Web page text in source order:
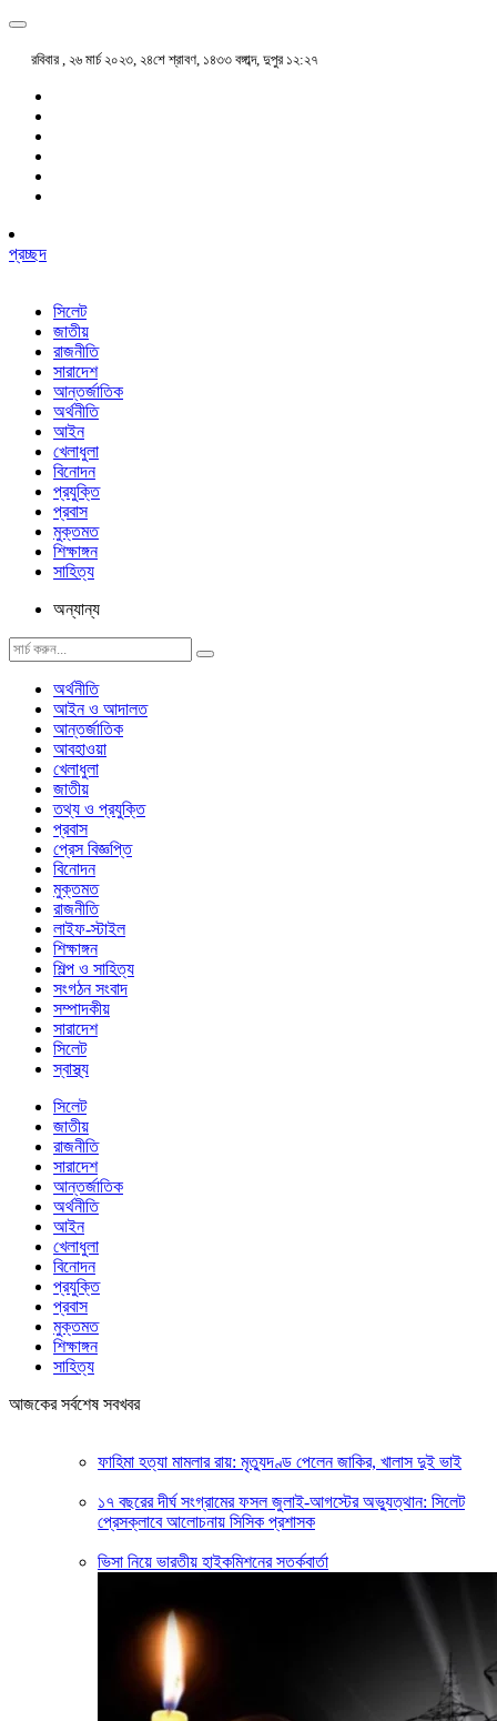
রবিবার , ২৬ মার্চ ২০২৩, ২৪শে শ্রাবণ, ১৪৩৩ বঙ্গাব্দ, দুপুর ১২:২৭
প্রচ্ছদ
সিলেট
জাতীয়
রাজনীতি
সারাদেশ
আন্তর্জাতিক
অর্থনীতি
আইন
খেলাধুলা
বিনোদন
প্রযুক্তি
প্রবাস
মুক্তমত
শিক্ষাঙ্গন
সাহিত্য
অন্যান্য
অর্থনীতি
আইন ও আদালত
আন্তর্জাতিক
আবহাওয়া
খেলাধুলা
জাতীয়
তথ্য ও প্রযুক্তি
প্রবাস
প্রেস বিজ্ঞপ্তি
বিনোদন
মুক্তমত
রাজনীতি
লাইফ-স্টাইল
শিক্ষাঙ্গন
শিল্প ও সাহিত্য
সংগঠন সংবাদ
সম্পাদকীয়
সারাদেশ
সিলেট
স্বাস্থ্য
সিলেট
জাতীয়
রাজনীতি
সারাদেশ
আন্তর্জাতিক
অর্থনীতি
আইন
খেলাধুলা
বিনোদন
প্রযুক্তি
প্রবাস
মুক্তমত
শিক্ষাঙ্গন
সাহিত্য
আজকের সর্বশেষ সবখবর
ফাহিমা হত্যা মামলার রায়: মৃত্যুদণ্ড পেলেন জাকির, খালাস দুই ভাই
১৭ বছরের দীর্ঘ সংগ্রামের ফসল জুলাই-আগস্টের অভ্যুত্থান: সিলেট
প্রেসক্লাবে আলোচনায় সিসিক প্রশাসক
ভিসা নিয়ে ভারতীয় হাইকমিশনের সতর্কবার্তা